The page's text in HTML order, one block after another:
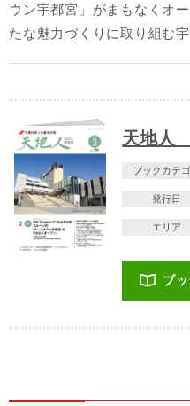
ウン宇都宮」がまもなくオ
たな魅力づくりに取り組む
天地人
ブックカテ
発行日
エリア
ブ